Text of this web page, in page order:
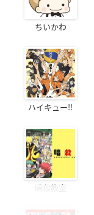
ちいかわ
ハイキュー!!
暗殺教室